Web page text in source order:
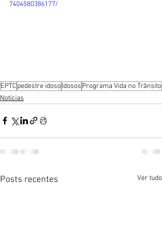
7404580386177/
EPTC pedestre idosoIdosos Programa Vida no Trânsito
Notícias
Posts recentes Ver tudo